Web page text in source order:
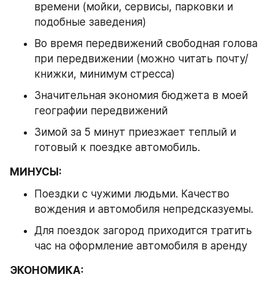
времени (мойки, сервисы, парковки и
подобные заведения)
Во время передвижений свободная голова
при передвижении (можно читать почту/
книжки, минимум стресса)
Значительная экономия бюджета в моей
географии передвижений
Зимой за 5 минут приезжает теплый и
готовый к поездке автомобиль.
МИНУСЫ:
Поездки с чужими людьми. Качество
вождения и автомобиля непредсказуемы.
Для поездок загород приходится тратить
час на оформление автомобиля в аренду
ЭКОНОМИКА: